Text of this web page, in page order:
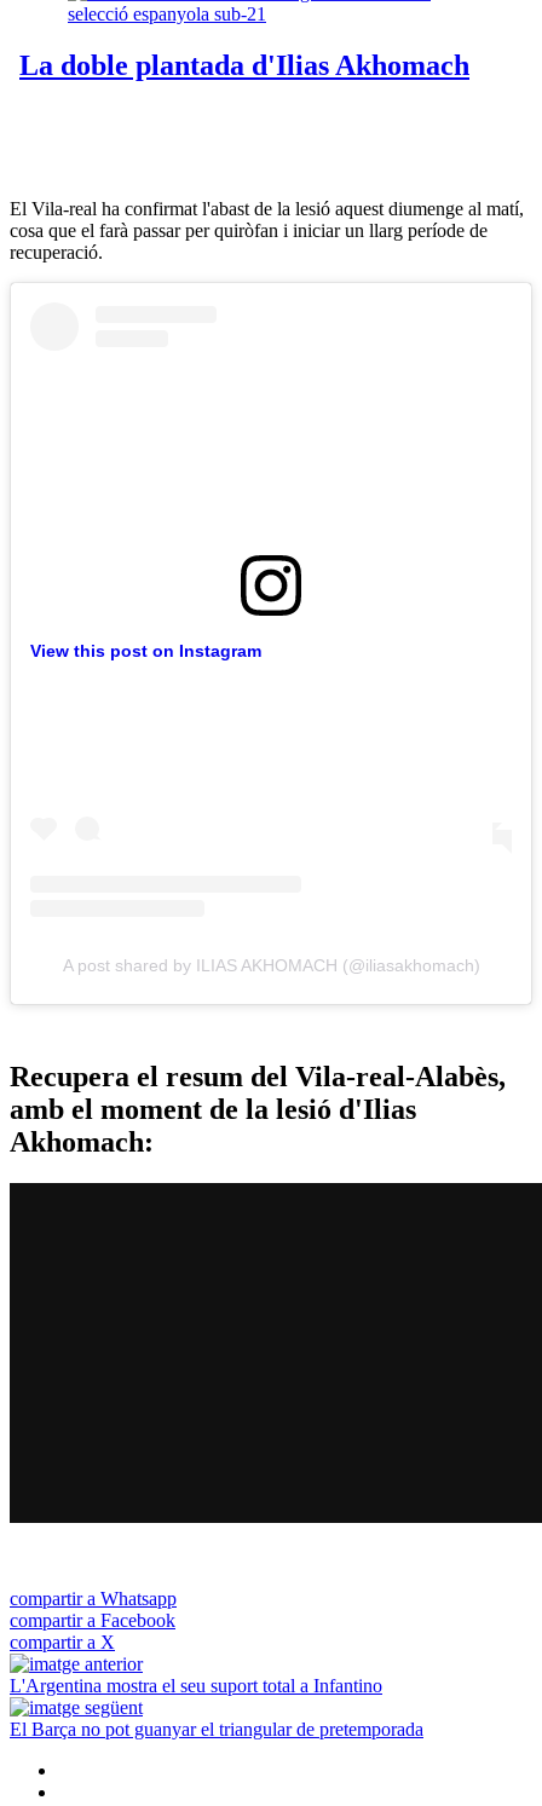
El Vila-real ha confirmat l'abast de la lesió aquest diumenge al matí,
cosa que el farà passar per quiròfan i iniciar un llarg període de
recuperació.
View this post on Instagram
A post shared by ILIAS AKHOMACH (@iliasakhomach)
Recupera el resum del Vila-real-Alabès,
amb el moment de la lesió d'Ilias
Akhomach:
compartir a Whatsapp
compartir a Facebook
compartir a X
L'Argentina mostra el seu suport total a Infantino
El Barça no pot guanyar el triangular de pretemporada